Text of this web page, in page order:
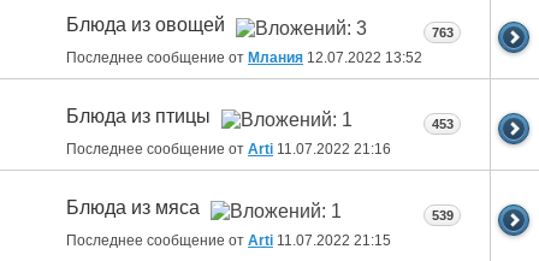
Блюда из овощей
Последнее сообщение от Млания 12.07.2022 13:52
763
Блюда из птицы
Последнее сообщение от Arti 11.07.2022 21:16
453
Блюда из мяса
Последнее сообщение от Arti 11.07.2022 21:15
539